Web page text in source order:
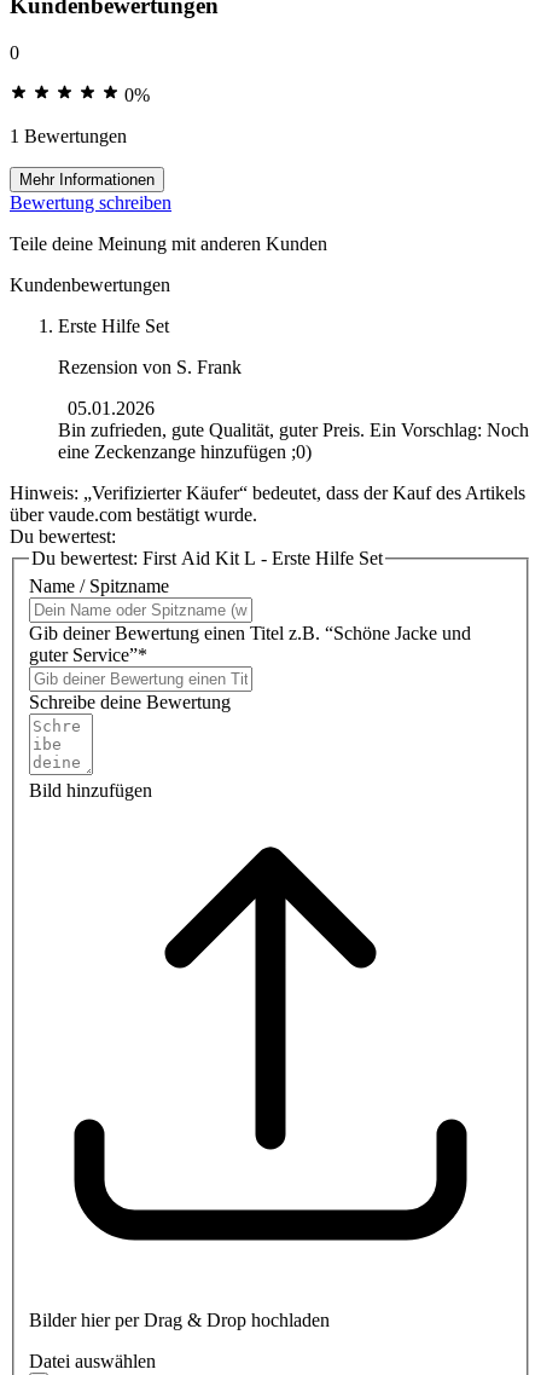
Kundenbewertungen
0
0%
1 Bewertungen
Mehr Informationen
Bewertung schreiben
Teile deine Meinung mit anderen Kunden
Kundenbewertungen
Erste Hilfe Set
Rezension von S. Frank
05.01.2026
Bin zufrieden, gute Qualität, guter Preis. Ein Vorschlag: Noch
eine Zeckenzange hinzufügen ;0)
Hinweis: „Verifizierter Käufer“ bedeutet, dass der Kauf des Artikels
über vaude.com bestätigt wurde.
Du bewertest:
Du bewertest: First Aid Kit L - Erste Hilfe Set
Name / Spitzname
Gib deiner Bewertung einen Titel z.B. “Schöne Jacke und
guter Service”*
Schreibe deine Bewertung
Bild hinzufügen
Bilder hier per Drag & Drop hochladen
Datei auswählen